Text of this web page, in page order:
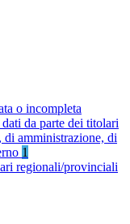
o incompleta
da parte dei titolari
amministrazione, di
1
regionali/provinciali